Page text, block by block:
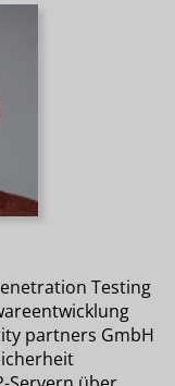
Testing
partners GmbH